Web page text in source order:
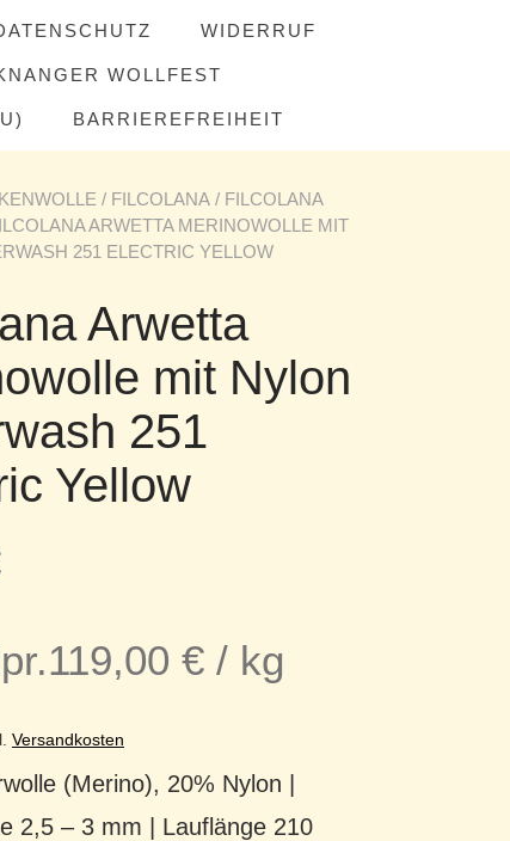
WIDERRUF
WOLLFEST
BARRIEREFREIHEIT
/ FILCOLANA / FILCOLANA
ARWETTA MERINOWOLLE MIT
251 ELECTRIC YELLOW
Arwetta
mit Nylon
251
Yellow
119,00 € / kg
Versandkosten
(Merino), 20% Nylon |
2,5 – 3 mm | Lauflänge 210